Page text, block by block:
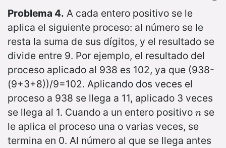
Problema 4. A cada entero positivo se le
aplica el siguiente proceso: al número se le
resta la suma de sus dígitos, y el resultado se
divide entre 9. Por ejemplo, el resultado del
proceso aplicado al 938 es 102, ya que (938-
(9+3+8))/9=102. Aplicando dos veces el
proceso a 938 se llega a 11, aplicado 3 veces
se llega al 1. Cuando a un entero positivo n
n se
le aplica el proceso una o varias veces, se
termina en 0. Al número al que se llega antes